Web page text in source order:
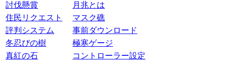
討伐懸賞
月兆とは
住民リクエスト
マスク礁
評判システム
事前ダウンロード
冬忍びの樹
極寒ゲージ
真紅の石
コントローラー設定